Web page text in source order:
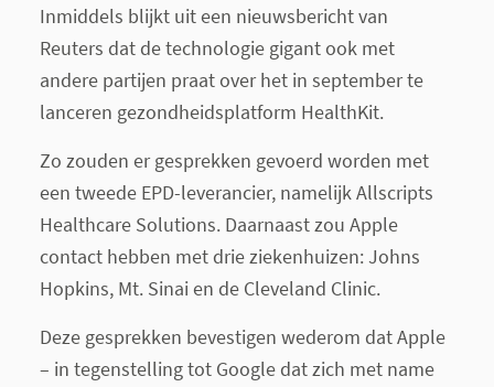
Inmiddels blijkt uit een nieuwsbericht van
Reuters dat de technologie gigant ook met
andere partijen praat over het in september te
lanceren gezondheidsplatform HealthKit.
Zo zouden er gesprekken gevoerd worden met
een tweede EPD-leverancier, namelijk Allscripts
Healthcare Solutions. Daarnaast zou Apple
contact hebben met drie ziekenhuizen: Johns
Hopkins, Mt. Sinai en de Cleveland Clinic.
Deze gesprekken bevestigen wederom dat Apple
– in tegenstelling tot Google dat zich met name